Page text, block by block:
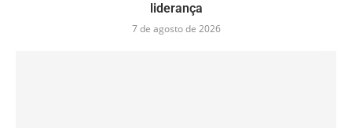
liderança
7 de agosto de 2026